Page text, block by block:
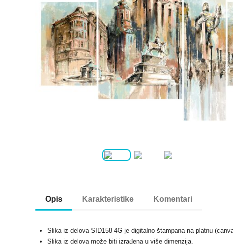
Opis Karakteristike Komentari
Slika iz delova SID158-4G je digitalno štampana na platnu
Slika iz delova može biti izrađena u više dimenzija.